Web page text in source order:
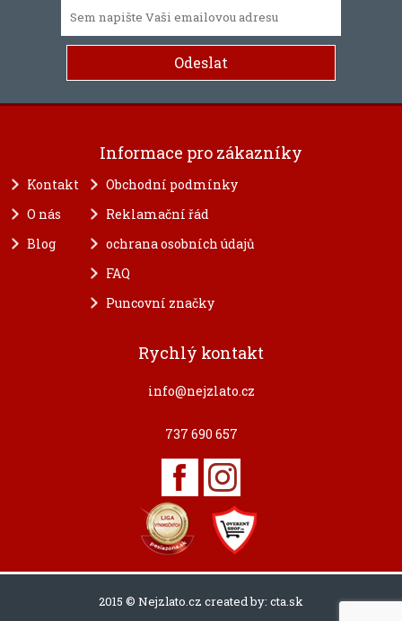
Informace pro zákazníky
Kontakt
O nás
Blog
Obchodní podmínky
Reklamační řád
ochrana osobních údajů
FAQ
Puncovní značky
Rychlý kontakt
info@nejzlato.cz
737 690 657
2015 © Nejzlato.cz created by: cta.sk